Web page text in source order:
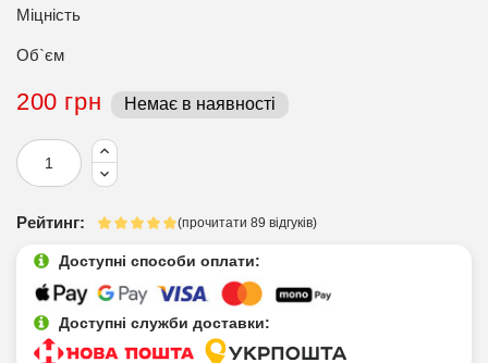
Міцність
Об`єм
200 грн Немає в наявності
Рейтинг: (прочитати 89 відгуків)
Доступні способи оплати:
Доступні служби доставки: